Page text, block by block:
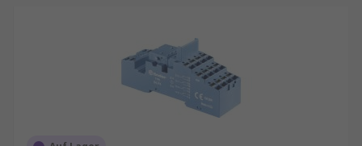
Relaissockel dienen als Träger für
elektromechanische oder elektronische Relais.
Sie ermöglichen eine einfache Installation, einen
schnellen Austausch und eine sichere
Verdrahtung. Durch den Einsatz eines Sockels
müssen Relais nicht direkt verlötet werden, was